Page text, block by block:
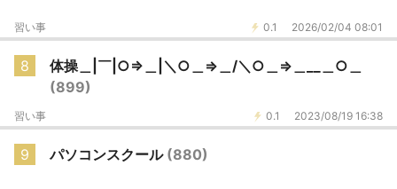
0.1 2026/02/04 08:01
習い事
8
体操＿|￣|○⇒＿|＼○＿⇒＿/＼○＿⇒＿__＿○＿
(899)
0.1 2023/08/19 16:38
習い事
9 パソコンスクール (880)